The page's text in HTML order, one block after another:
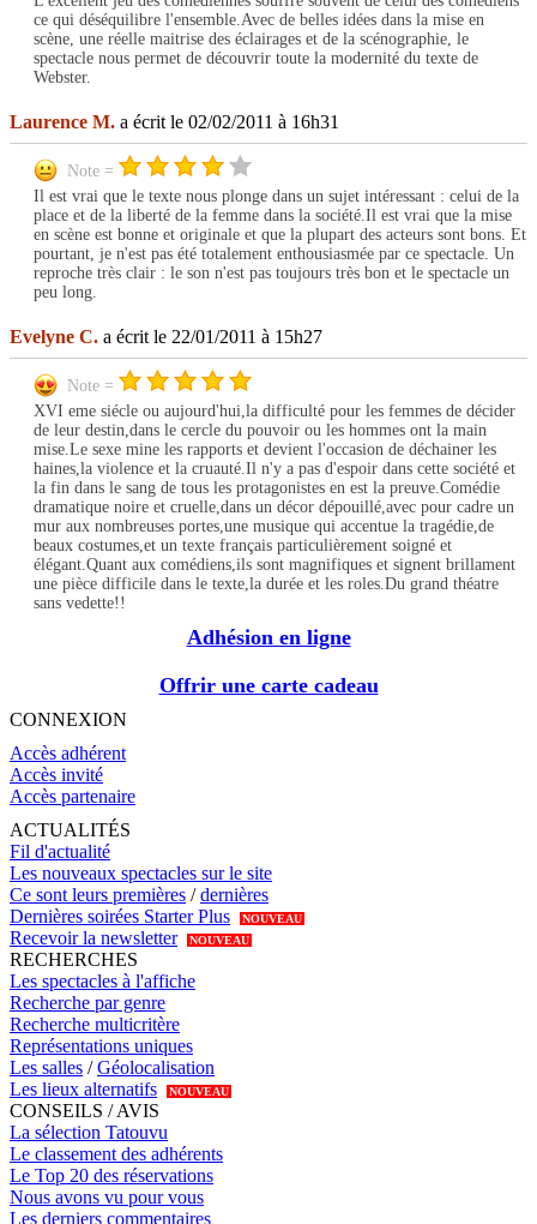
ce qui déséquilibre l'ensemble.Avec de belles idées dans la mise en
scène, une réelle maitrise des éclairages et de la scénographie, le
spectacle nous permet de découvrir toute la modernité du texte de
Webster.
Laurence M. a écrit le 02/02/2011 à 16h31
Note =
Il est vrai que le texte nous plonge dans un sujet intéressant : celui de la
place et de la liberté de la femme dans la société.Il est vrai que la mise
en scène est bonne et originale et que la plupart des acteurs sont bons. Et
pourtant, je n'est pas été totalement enthousiasmée par ce spectacle. Un
reproche très clair : le son n'est pas toujours très bon et le spectacle un
peu long.
Evelyne C. a écrit le 22/01/2011 à 15h27
Note =
XVI eme siécle ou aujourd'hui,la difficulté pour les femmes de décider
de leur destin,dans le cercle du pouvoir ou les hommes ont la main
mise.Le sexe mine les rapports et devient l'occasion de déchainer les
haines,la violence et la cruauté.Il n'y a pas d'espoir dans cette société et
la fin dans le sang de tous les protagonistes en est la preuve.Comédie
dramatique noire et cruelle,dans un décor dépouillé,avec pour cadre un
mur aux nombreuses portes,une musique qui accentue la tragédie,de
beaux costumes,et un texte français particulièrement soigné et
élégant.Quant aux comédiens,ils sont magnifiques et signent brillament
une pièce difficile dans le texte,la durée et les roles.Du grand théatre
sans vedette!!
Adhésion en ligne
Offrir une carte cadeau
CONNEXION
Accès adhérent
Accès invité
Accès partenaire
ACTUALITÉS
Fil d'actualité
Les nouveaux spectacles sur le site
Ce sont leurs premières /dernières
Dernières soirées Starter Plus
NOUVEAU
Recevoir la newsletter NOUVEAU
RECHERCHES
Les spectacles à l'affiche
Recherche par genre
Recherche multicritère
Représentations uniques
Les salles /Géolocalisation
Les lieux alternatifs
NOUVEAU
CONSEILS / AVIS
La sélection Tatouvu
Le classement des adhérents
Le Top 20 des réservations
Nous avons vu pour vous
Les derniers commentaires